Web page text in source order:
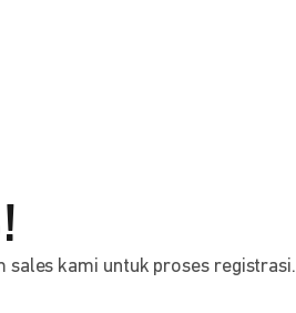
sales kami untuk proses registrasi.